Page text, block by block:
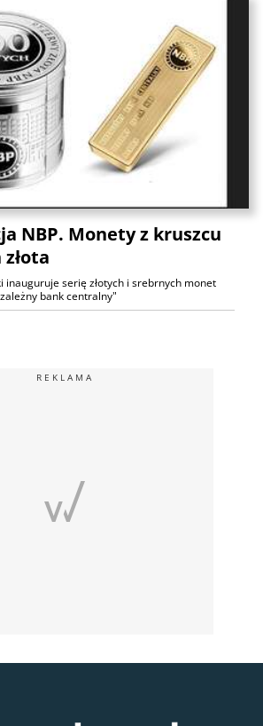
NBP. Monety z kruszcu
inauguruje serię złotych i srebrnych monet
bank centralny"
REKLAMA